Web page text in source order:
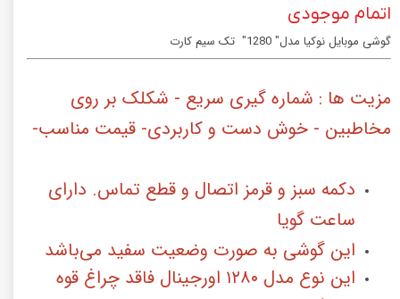
اتمام موجودی
گوشی موبایل نوکیا مدل" 1280" تک سیم کارت
مزیت ها : شماره گیری سریع - شکلک بر روی
مخاطبین - خوش دست و کاربردی- قیمت مناسب-
دکمه سبز و قرمز اتصال و قطع تماس. دارای
ساعت گویا
این گوشی به صورت وضعیت سفید می‌باشد
این نوع مدل ۱۲۸۰ اورجینال فاقد چراغ قوه